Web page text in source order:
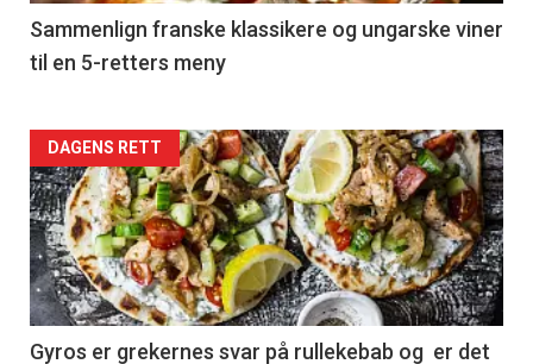
5
Sammenlign franske klassikere og ungarske viner
til en 5-retters meny
Forsiden
akkurat
nå
-
6
DAGENS RETT
Gyros er grekernes svar på rullekebab og er det